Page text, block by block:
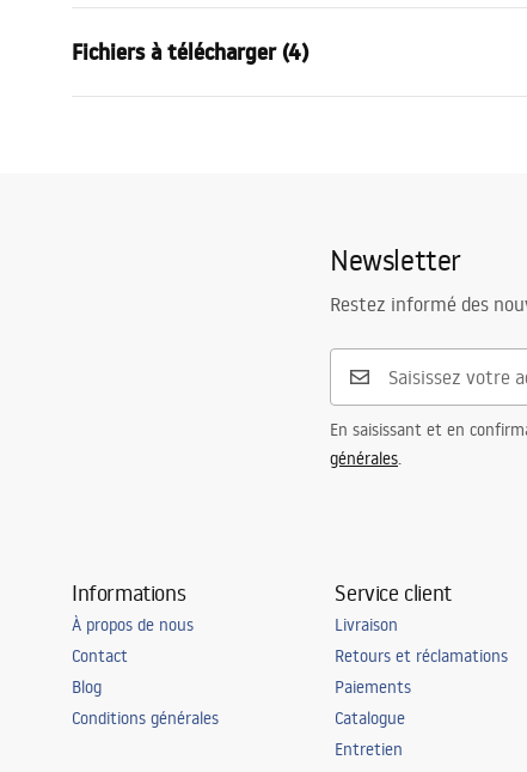
Méthode de montage
Couleur
Or brossé
370
PVD
5 ans
Fichiers à télécharger (4)
Newsletter
Restez informé des
En saisissant et en
générales.
Informations
À propos de nous
Contact
Blog
Conditions générales
Service client
Livraison
Retours et réclamations
Paiements
Catalogue
Entretien